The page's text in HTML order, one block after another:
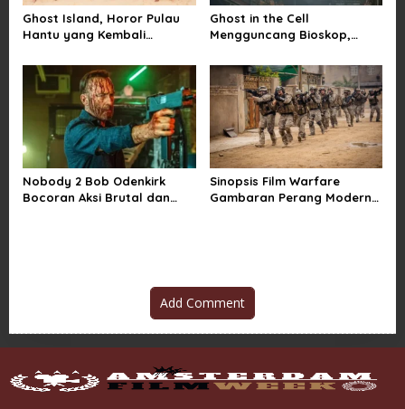
Ghost Island, Horor Pulau
Hantu yang Kembali
Ghost in the Cell
Mengguncang Bioskop,
Sindiran Sosial
Nobody 2 Bob Odenkirk
Bocoran Aksi Brutal dan
Sinopsis Film Warfare
Gambaran Perang Modern
Add Comment